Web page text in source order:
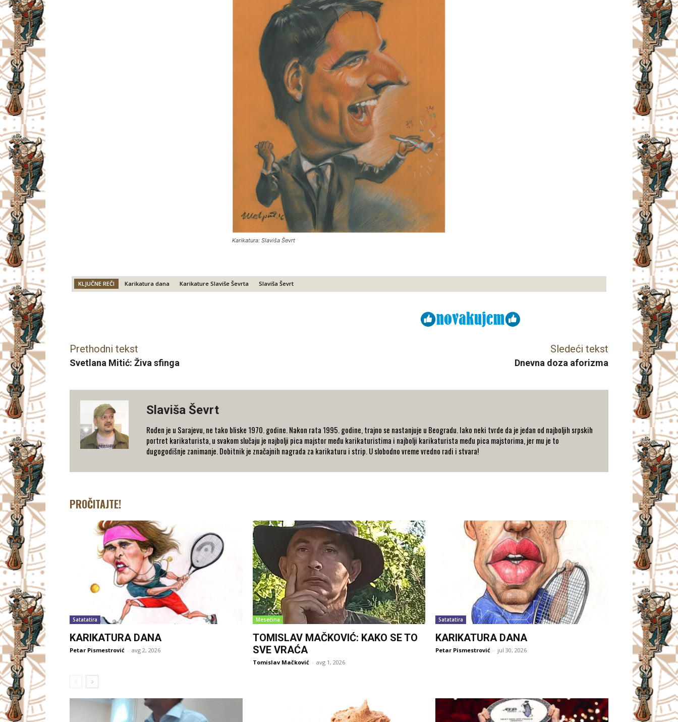
Karikatura: Slaviša Ševrt
KLJUČNE REČI Karikatura dana Karikature Slaviše Ševrta Slaviša Ševrt
Prethodni tekst
Svetlana Mitić: Živa sfinga
Sledeći tekst
Dnevna doza aforizma
Slaviša Ševrt
Rođen je u Sarajevu, ne tako bliske 1970. godine. Nakon rata 1995. godine, trajno se nastanjuje u Beogradu. Iako neki tvrde da je jedan od najboljih srpskih
portret karikaturista, u svakom slučaju je najbolji pica majstor među karikaturistima i najbolji karikaturista među pica majstorima, jer mu je to
dugogodišnje zanimanje. Dobitnik je značajnih nagrada za karikaturu i strip. U slobodno vreme vredno radi i stvara!
PROČITAJTE!
Satatatira
KARIKATURA DANA
Petar Pismestrović - avg 2, 2026
Mesečina
TOMISLAV MAČKOVIĆ: KAKO SE TO
SVE VRAĆA
Tomislav Mačković - avg 1, 2026
Satatatira
KARIKATURA DANA
Petar Pismestrović - jul 30, 2026